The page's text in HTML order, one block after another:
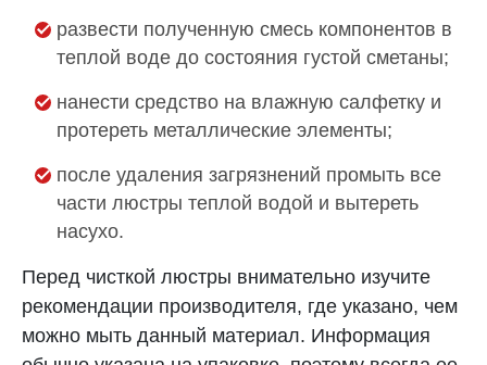
развести полученную смесь компонентов в
теплой воде до состояния густой сметаны;
нанести средство на влажную салфетку и
протереть металлические элементы;
после удаления загрязнений промыть все
части люстры теплой водой и вытереть
насухо.
Перед чисткой люстры внимательно изучите
рекомендации производителя, где указано, чем
можно мыть данный материал. Информация